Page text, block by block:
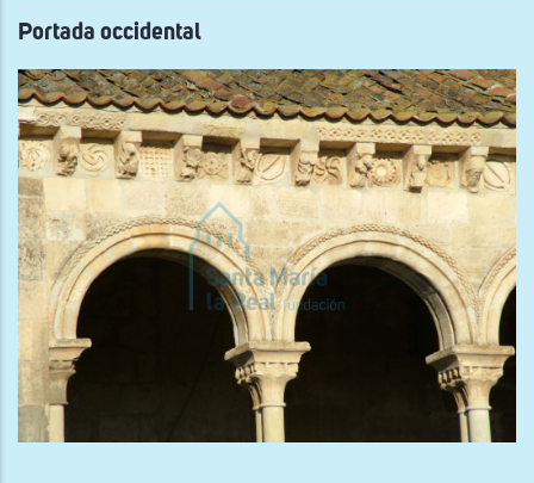
Portada occidental